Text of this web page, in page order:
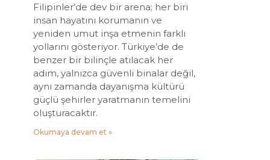
Filipinler’de dev bir arena; her biri
insan hayatını korumanın ve
yeniden umut inşa etmenin farklı
yollarını gösteriyor. Türkiye’de de
benzer bir bilinçle atılacak her
adım, yalnızca güvenli binalar değil,
aynı zamanda dayanışma kültürü
güçlü şehirler yaratmanın temelini
oluşturacaktır.
Okumaya devam et »